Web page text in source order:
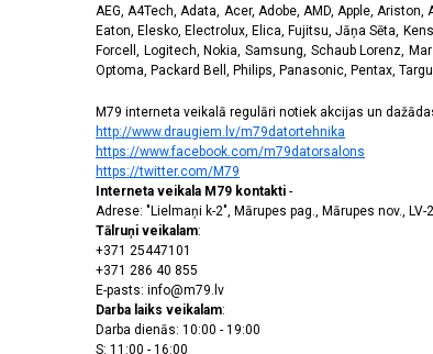
AEG, A4Tech, Adata, Acer, Adobe, AMD, Apple,
Eaton, Elesko, Electrolux, Elica, Fujitsu, Jāņa Sēta,
Forcell, Logitech, Nokia, Samsung, Schaub Lorenz,
Optoma, Packard Bell, Philips, Panasonic, Pentax,
M79 interneta veikalā regulāri notiek akcijas un
http://www.draugiem.lv/m79datortehnika
https://www.facebook.com/m79datorsalons
https://twitter.com/M79
Interneta veikala M79 kontakti -
Adrese: "Lielmaņi k-2", Mārupes pag., Mārupes nov., LV-
Tālruņi veikalam:
+371 25447101
+371 286 40 855
E-pasts: info@m79.lv
Darba laiks veikalam:
Darba dienās: 10:00 - 19:00
S: 11:00 - 16:00